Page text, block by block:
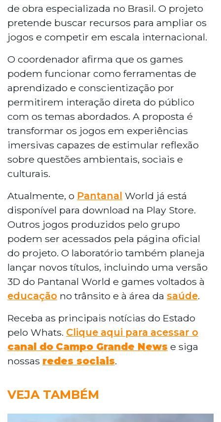
de obra especializada no Brasil. O projeto
pretende buscar recursos para ampliar os
jogos e competir em escala internacional.
O coordenador afirma que os games
podem funcionar como ferramentas de
aprendizado e conscientização por
permitirem interação direta do público
com os temas abordados. A proposta é
transformar os jogos em experiências
imersivas capazes de estimular reflexão
sobre questões ambientais, sociais e
culturais.
Atualmente, o Pantanal World já está
disponível para download na Play Store.
Outros jogos produzidos pelo grupo
podem ser acessados pela página oficial
do projeto. O laboratório também planeja
lançar novos títulos, incluindo uma versão
3D do Pantanal World e games voltados à
educação no trânsito e à área da saúde.
Receba as principais notícias do Estado
pelo Whats. Clique aqui para acessar o
canal do Campo Grande News e siga
nossas redes sociais.
VEJA TAMBÉM